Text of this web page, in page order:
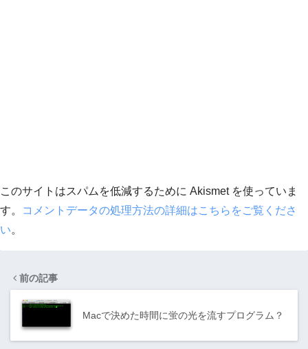
このサイトはスパムを低減するために Akismet を使っていま
す。
コメントデータの処理方法の詳細はこちらをご覧くださ
い。
前の記事
Macで決めた時間に蛍の光を流すプログラム？